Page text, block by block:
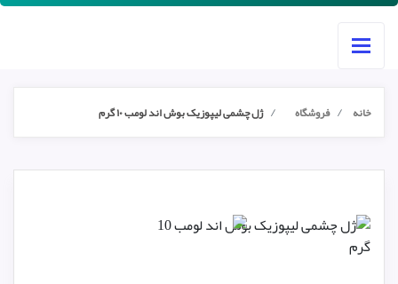
خانه فروشگاه ژل چشمی لیپوزیک بوش اند لومب ۱۰ گرم